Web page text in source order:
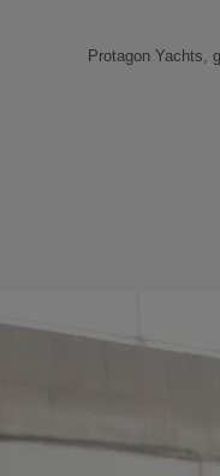
Protagon Yachts,